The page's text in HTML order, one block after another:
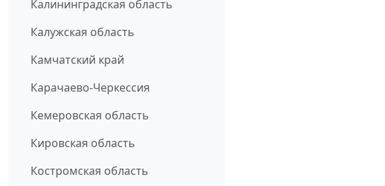
Калининградская область
Калужская область
Камчатский край
Карачаево-Черкессия
Кемеровская область
Кировская область
Костромская область